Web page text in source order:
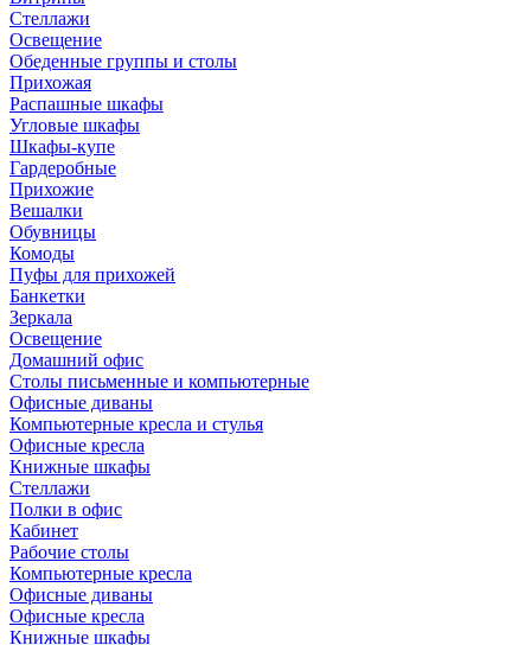
Стеллажи
Освещение
Обеденные группы и столы
Прихожая
Распашные шкафы
Угловые шкафы
Шкафы-купе
Гардеробные
Прихожие
Вешалки
Обувницы
Комоды
Пуфы для прихожей
Банкетки
Зеркала
Освещение
Домашний офис
Столы письменные и компьютерные
Офисные диваны
Компьютерные кресла и стулья
Офисные кресла
Книжные шкафы
Стеллажи
Полки в офис
Кабинет
Рабочие столы
Компьютерные кресла
Офисные диваны
Офисные кресла
Книжные шкафы